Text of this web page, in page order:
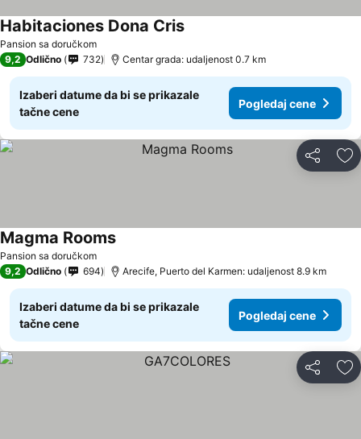
Pansion sa doručkom
Habitaciones Dona Cris
9,2 Odlično 732 Centar grada: udaljenost 0.7 km
Izaberi datume da bi se prikazale
tačne cene
Pogledaj cene
Deli
Pansion sa doručkom
Magma Rooms
9,2 Odlično 694 Arecife, Puerto del Karmen: udaljenost 8.9 km
Izaberi datume da bi se prikazale
tačne cene
Pogledaj cene
Deli